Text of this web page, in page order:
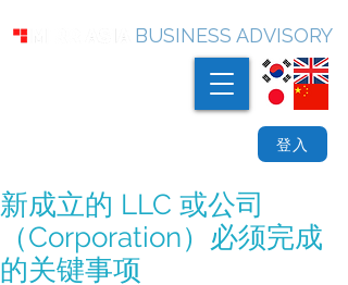
BUSINESS ADVISORY
登入
新成立的 LLC 或公司
（Corporation）必须完成
的关键事项